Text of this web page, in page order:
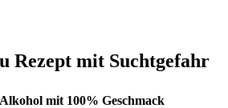
Rezept mit Suchtgefahr
mit 100% Geschmack